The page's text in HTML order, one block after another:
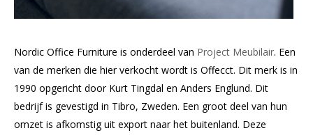
Nordic Office Furniture is onderdeel van Project Meubilair. Een
van de merken die hier verkocht wordt is Offecct. Dit merk is in
1990 opgericht door Kurt Tingdal en Anders Englund. Dit
bedrijf is gevestigd in Tibro, Zweden. Een groot deel van hun
omzet is afkomstig uit export naar het buitenland. Deze